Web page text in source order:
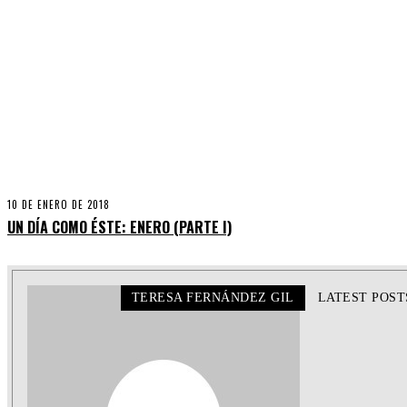
10 DE ENERO DE 2018
UN DÍA COMO ÉSTE: ENERO (PARTE I)
TERESA FERNÁNDEZ GIL LATEST